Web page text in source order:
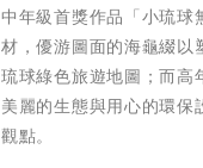
中年級首獎作品「小琉
材，優游圖面的海龜綴以
琉球綠色旅遊地圖；而高
美麗的生態與用心的環
觀點。